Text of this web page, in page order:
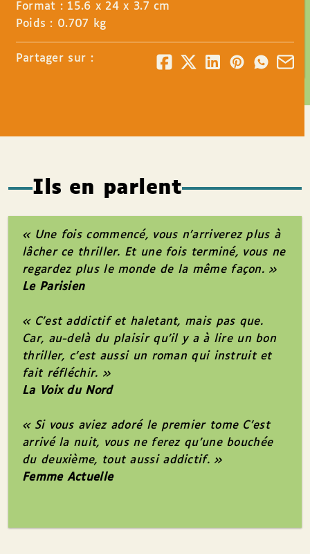
Format : 15.6 x 24 x 3.7 cm
Poids : 0.707 kg
Partager sur :
Ils en parlent
« Une fois commencé, vous n’arriverez plus à
lâcher ce thriller. Et une fois terminé, vous ne
regardez plus le monde de la même façon. »
Le Parisien
« C’est addictif et haletant, mais pas que.
Car, au-delà du plaisir qu’il y a à lire un bon
thriller, c’est aussi un roman qui instruit et
fait réfléchir. »
La Voix du Nord
« Si vous aviez adoré le premier tome C’est
arrivé la nuit, vous ne ferez qu’une bouchée
du deuxième, tout aussi addictif. »
Femme Actuelle